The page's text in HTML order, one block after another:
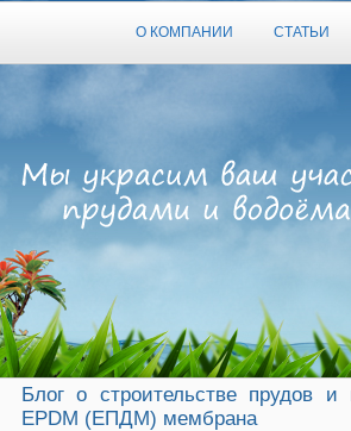
О КОМПАНИИ СТАТЬИ
Блог о строительстве прудов и
EPDM (ЕПДМ) мембрана